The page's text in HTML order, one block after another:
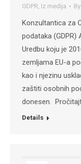
GDPR, Iz medija By
Konzultantica za
podataka (GDPR)
Uredbu koju je
zemljama EU-a
kao i njezinu
zaštiti osobnih
donesen.
Details